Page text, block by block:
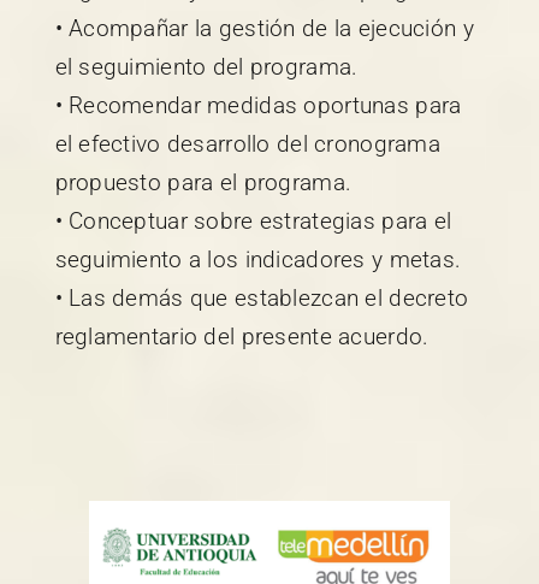
• Acompañar la gestión de la ejecución y
el seguimiento del programa.
• Recomendar medidas oportunas para
el efectivo desarrollo del cronograma
propuesto para el programa.
• Conceptuar sobre estrategias para el
seguimiento a los indicadores y metas.
• Las demás que establezcan el decreto
reglamentario del presente acuerdo.